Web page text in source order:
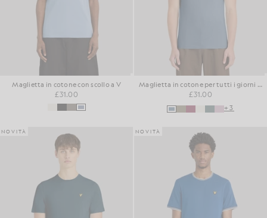
Maglietta in cotone con scollo a V
£31.00
Maglietta in cotone per tutti i giorni con collo rotondo
£31.00
+3
NOVITÀ NOVITÀ